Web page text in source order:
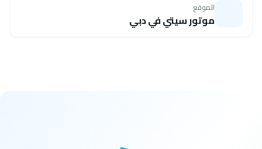
الموقع
موتور سيتي في دبي